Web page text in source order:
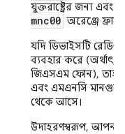
যুক্তরাষ্ট্রের জন্য এবং
mnc00 অরেঞ্জে
যদি ডিভাইসটি
ব্যবহার করে (অর্থাৎ,
জিএসএম ফোন),
এবং এমএনসি মানগুলো
থেকে আসে।
উদাহরণস্বরূপ, আপনার